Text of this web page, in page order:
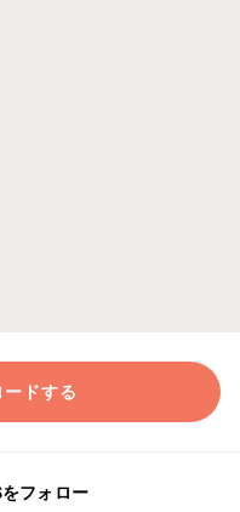
ドする
フォロー